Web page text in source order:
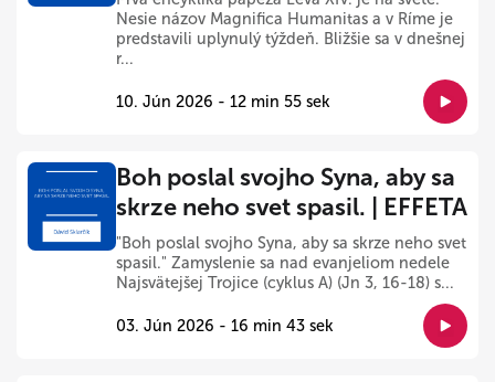
Nesie názov Magnifica Humanitas a v Ríme je
predstavili uplynulý týždeň. Bližšie sa v dnešnej
r...
10. Jún 2026 - 12 min 55 sek
Boh poslal svojho Syna, aby sa
skrze neho svet spasil. | EFFETA
"Boh poslal svojho Syna, aby sa skrze neho svet
spasil." Zamyslenie sa nad evanjeliom nedele
Najsvätejšej Trojice (cyklus A) (Jn 3, 16-18) s...
03. Jún 2026 - 16 min 43 sek